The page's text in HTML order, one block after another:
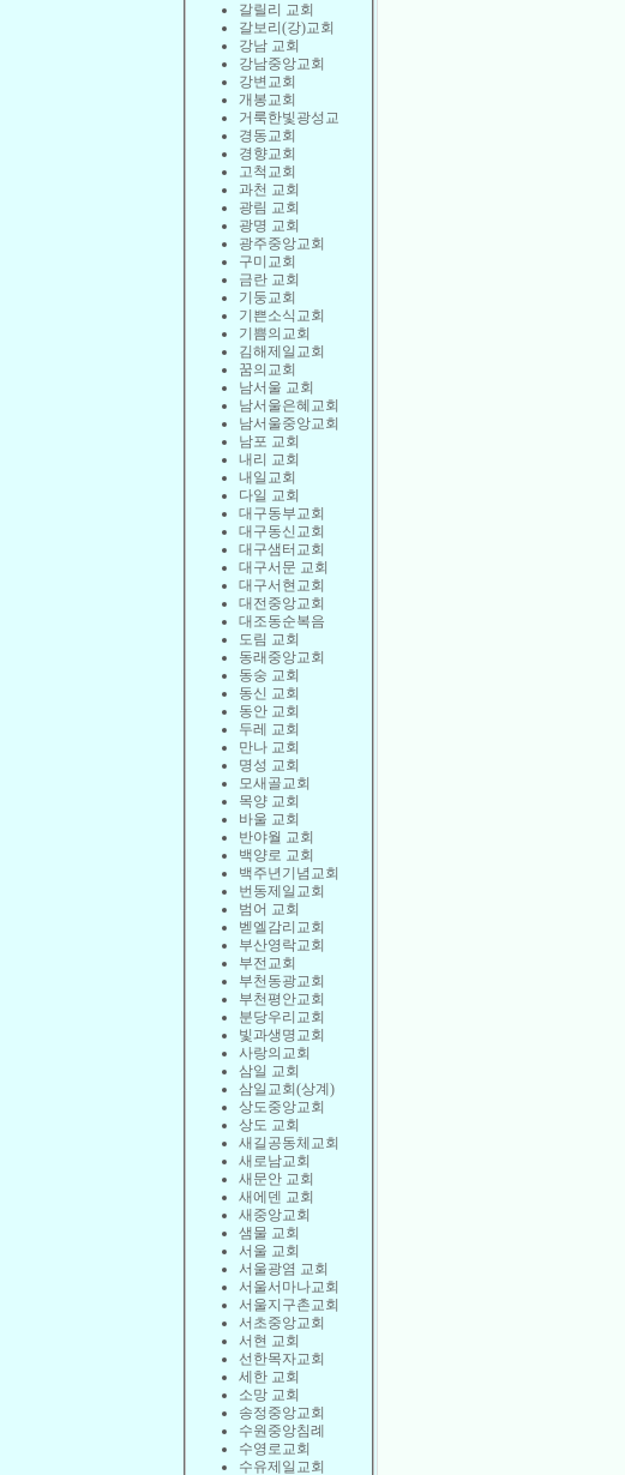
갈릴리 교회
갈보리(강)교회
강남 교회
강남중앙교회
강변교회
개봉교회
거룩한빛광성교
경동교회
경향교회
고척교회
과천 교회
광림 교회
광명 교회
광주중앙교회
구미교회
금란 교회
기둥교회
기쁜소식교회
기쁨의교회
김해제일교회
꿈의교회
남서울 교회
남서울은혜교회
남서울중앙교회
남포 교회
내리 교회
내일교회
다일 교회
대구동부교회
대구동신교회
대구샘터교회
대구서문 교회
대구서현교회
대전중앙교회
대조동순복음
도림 교회
동래중앙교회
동숭 교회
동신 교회
동안 교회
두레 교회
만나 교회
명성 교회
모새골교회
목양 교회
바울 교회
반야월 교회
백양로 교회
백주년기념교회
번동제일교회
범어 교회
벧엘감리교회
부산영락교회
부전교회
부천동광교회
부천평안교회
분당우리교회
빛과생명교회
사랑의교회
삼일 교회
삼일교회(상계)
상도중앙교회
상도 교회
새길공동체교회
새로남교회
새문안 교회
새에덴 교회
새중앙교회
샘물 교회
서울 교회
서울광염 교회
서울서마나교회
서울지구촌교회
서초중앙교회
서현 교회
선한목자교회
세한 교회
소망 교회
송정중앙교회
수원중앙침례
수영로교회
수유제일교회